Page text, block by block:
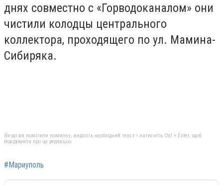
днях совместно с «Горводоканалом» они
чистили колодцы центрального
коллектора, проходящего по ул. Мамина-
Сибиряка.
Якщо ви помітили помилку, виділіть необхідний текст і натисніть Ctrl + Enter, щоб
повідомити про це редакцію
#Мариуполь